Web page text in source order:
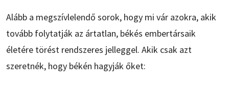
Alább a megszívlelendő sorok, hogy mi vár azokra, akik
tovább folytatják az ártatlan, békés embertársaik
életére törést rendszeres jelleggel. Akik csak azt
szeretnék, hogy békén hagyják őket: